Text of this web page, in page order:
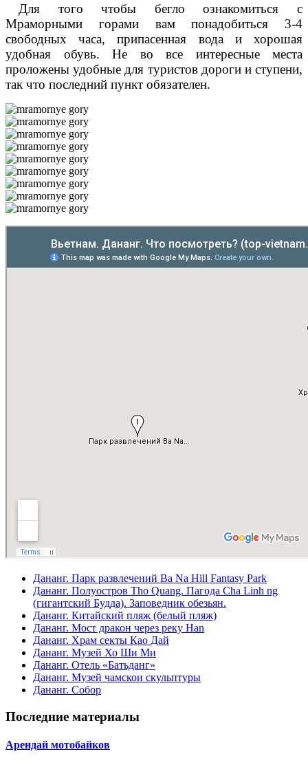
Для того чтобы бегло ознакомиться с
Мраморными горами вам понадобиться 3-4
свободных часа, припасенная вода и хорошая
удобная обувь. Не во все интересные места
проложены удобные для туристов дороги и ступени,
так что последний пункт обязателен.
Дананг. Парк развлечений Ba Na Hill Fantasy Park
Дананг. Полуостров Tho Quang. Пагода Cha Linh ng
(гигантский Будда). Заповедник обезьян.
Дананг. Китайский пляж (белый пляж)
Дананг. Мост дракон через реку Han
Дананг. Храм секты Као Дай
Дананг. Музей Хо Ши Ми
Дананг. Отель «Батьданг»
Дананг. Музей чамскои скульптуры
Дананг. Собор
Последние материалы
Арендай мотобайков